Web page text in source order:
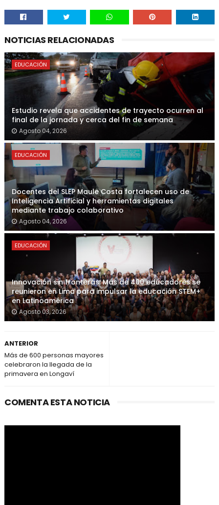
NOTICIAS RELACIONADAS
EDUCACIÓN
Estudio revela que accidentes de trayecto ocurren al
final de la jornada y cerca del fin de semana
Agosto 04, 2026
EDUCACIÓN
Docentes del SLEP Maule Costa fortalecen uso de
Inteligencia Artificial y herramientas digitales
mediante trabajo colaborativo
Agosto 04, 2026
EDUCACIÓN
Innovación sin fronteras: Más de 400 educadores se
reunieron en Lima para impulsar la educación STEM+
en Latinoamérica
Agosto 03, 2026
ANTERIOR
Más de 600 personas mayores
celebraron la llegada de la
primavera en Longaví
COMENTA ESTA NOTICIA